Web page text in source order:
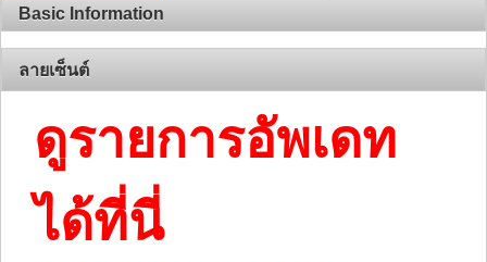
Basic Information
ลายเซ็นต์
ดูรายการอัพเดท
ได้ที่นี่